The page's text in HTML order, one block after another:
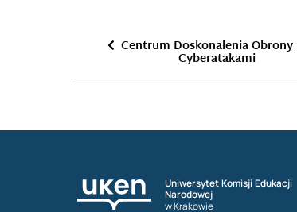
Centrum Doskonalenia Obrony
Cyberatakami
Uniwersytet Komisji Edukacji
Narodowej
w Krakowie